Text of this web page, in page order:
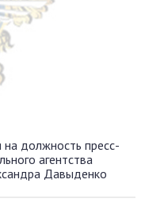
на должность пресс-
агентства
Давыденко